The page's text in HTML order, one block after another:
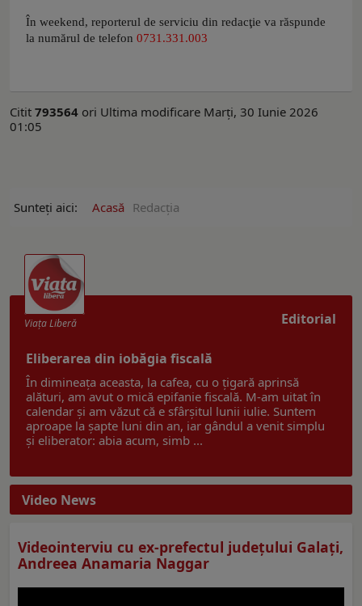
În weekend, reporterul de serviciu din redacţie va răspunde
la numărul de telefon 0731.331.003
Citit 793564 ori Ultima modificare Marți, 30 Iunie 2026
01:05
Sunteți aici: Acasă Redacția
Editorial
Viaţa Liberă
Eliberarea din iobăgia fiscală
În dimineața aceasta, la cafea, cu o țigară aprinsă
alături, am avut o mică epifanie fiscală. M-am uitat în
calendar și am văzut că e sfârșitul lunii iulie. Suntem
aproape la șapte luni din an, iar gândul a venit simplu
și eliberator: abia acum, simb ...
Video News
Videointerviu cu ex-prefectul judeţului Galaţi,
Andreea Anamaria Naggar